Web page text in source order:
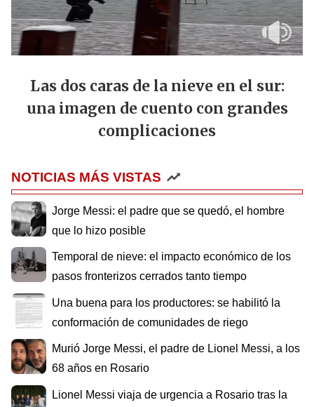
Las dos caras de la nieve en el sur:
una imagen de cuento con grandes
complicaciones
NOTICIAS MÁS VISTAS
Jorge Messi: el padre que se quedó, el hombre
que lo hizo posible
Temporal de nieve: el impacto económico de los
pasos fronterizos cerrados tanto tiempo
Una buena para los productores: se habilitó la
conformación de comunidades de riego
Murió Jorge Messi, el padre de Lionel Messi, a los
68 años en Rosario
Lionel Messi viaja de urgencia a Rosario tras la